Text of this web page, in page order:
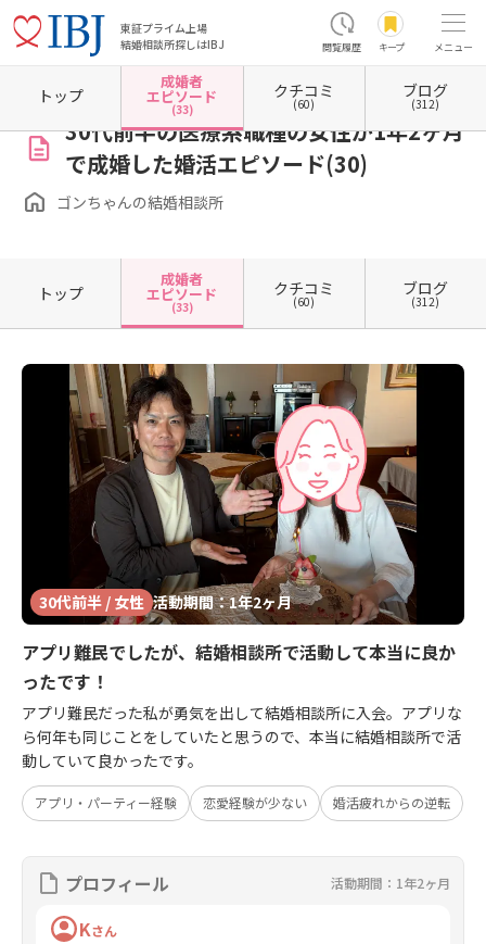
東証プライム上場
結婚相談所探しはIBJ
閲覧履歴 キープ メニュー
ホーム 兵庫県の結婚相談所 兵庫県明石市 ゴンちゃんの結婚相談所 成婚者エピソー
30代前半の医療系職種の女性が1年2ヶ月
で成婚した婚活エピソード(30)
ゴンちゃんの結婚相談所
トップ
成婚者
エピソード
(33)
クチコミ
(60)
ブログ
(312)
トップ
成婚者
エピソード
(33)
クチコミ
(60)
ブログ
(312)
30代前半 / 女性 活動期間：1年2ヶ月
アプリ難民でしたが、結婚相談所で活動して本当に良か
ったです！
アプリ難民だった私が勇気を出して結婚相談所に入会。アプリな
ら何年も同じことをしていたと思うので、本当に結婚相談所で活
動していて良かったです。
アプリ・パーティー経験 恋愛経験が少ない 婚活疲れからの逆転
プロフィール 活動期間：1年2ヶ月
Kさん